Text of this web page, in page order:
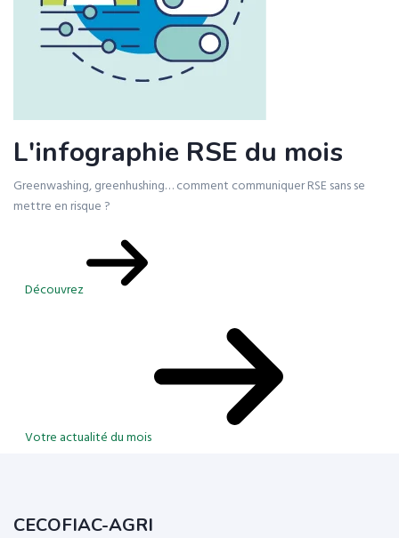
L'infographie RSE du mois
Greenwashing, greenhushing… comment communiquer RSE sans se
mettre en risque ?
Découvrez
Votre actualité du mois
CECOFIAC-AGRI